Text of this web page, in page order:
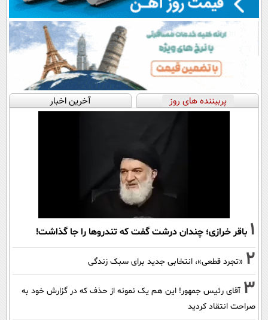
پربیننده های روز آخرین اخبار
1 باقر خرازی؛ چندان درشت گفت که تندروها را جا گذاشت!
2 «تجرد قطعی»، انتخابی جدید برای سبک زندگی
3 آقای رئیس جمهور! این هم یک نمونه از حذف که در گزارش خود به
صراحت انتقاد کردید